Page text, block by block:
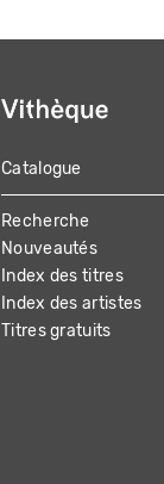
MAIN
Catalogue
Recherche
Nouveautés
Index des titres
Index des artistes
Titres gratuits